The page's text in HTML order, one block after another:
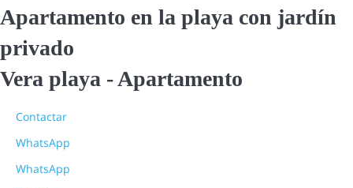
Apartamento en la playa con jardín
privado
Vera playa -Apartamento
Contactar
WhatsApp
WhatsApp